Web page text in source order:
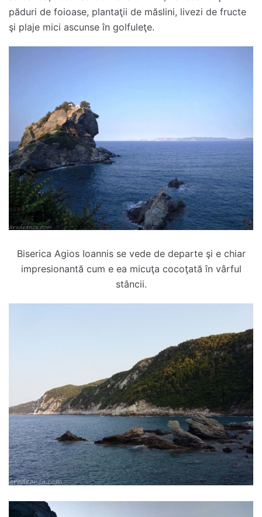
păduri de foioase, plantaţii de măslini, livezi de fructe
şi plaje mici ascunse în golfuleţe.
Biserica Agios Ioannis se vede de departe şi e chiar
impresionantă cum e ea micuţa cocoţată în vârful
stâncii.